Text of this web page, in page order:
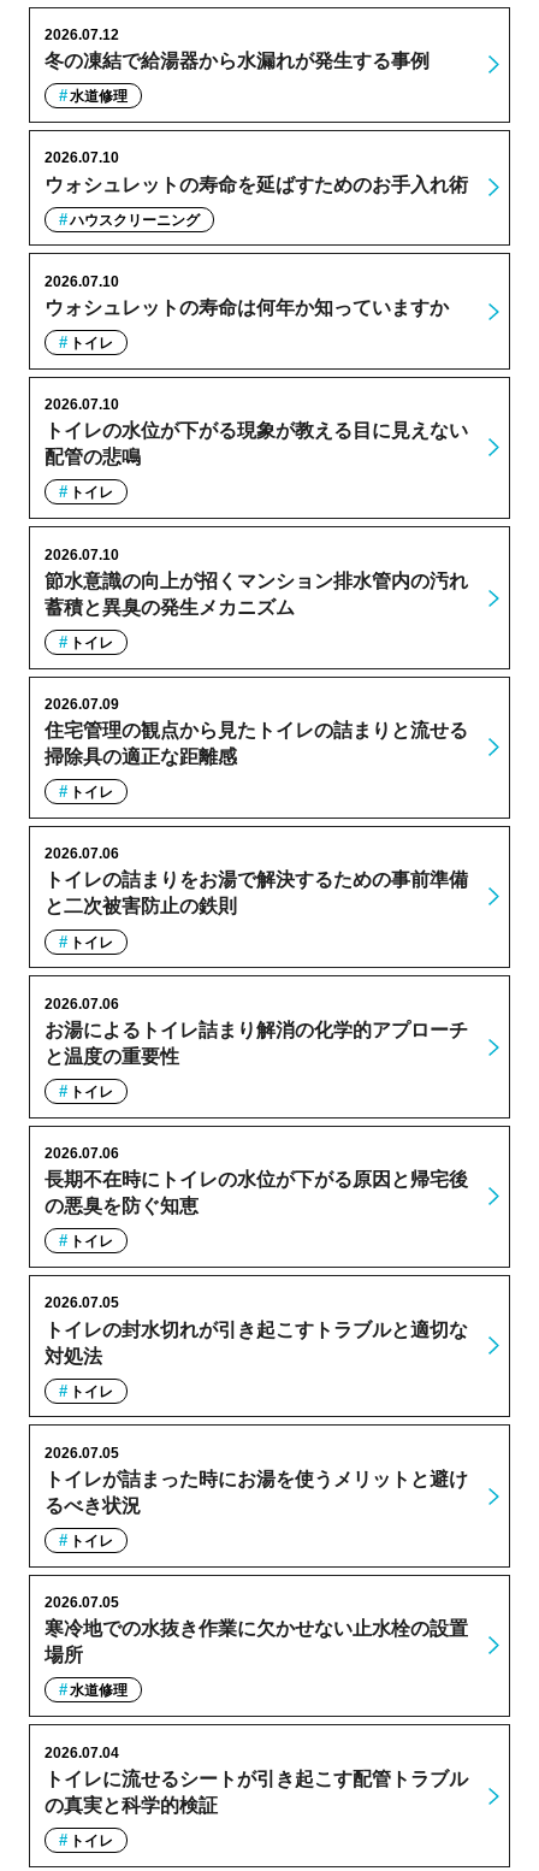
冬の凍結で給湯器から水漏れが発生する事例
2026.07.12
水道修理
ウォシュレットの寿命を延ばすためのお手入れ術
2026.07.10
ハウスクリーニング
ウォシュレットの寿命は何年か知っていますか
2026.07.10
トイレ
トイレの水位が下がる現象が教える目に見えない
配管の悲鳴
2026.07.10
トイレ
節水意識の向上が招くマンション排水管内の汚れ
蓄積と異臭の発生メカニズム
2026.07.10
トイレ
住宅管理の観点から見たトイレの詰まりと流せる
掃除具の適正な距離感
2026.07.09
トイレ
トイレの詰まりをお湯で解決するための事前準備
と二次被害防止の鉄則
2026.07.06
トイレ
お湯によるトイレ詰まり解消の化学的アプローチ
と温度の重要性
2026.07.06
トイレ
長期不在時にトイレの水位が下がる原因と帰宅後
の悪臭を防ぐ知恵
2026.07.06
トイレ
トイレの封水切れが引き起こすトラブルと適切な
対処法
2026.07.05
トイレ
トイレが詰まった時にお湯を使うメリットと避け
るべき状況
2026.07.05
トイレ
寒冷地での水抜き作業に欠かせない止水栓の設置
場所
2026.07.05
水道修理
トイレに流せるシートが引き起こす配管トラブル
の真実と科学的検証
2026.07.04
トイレ